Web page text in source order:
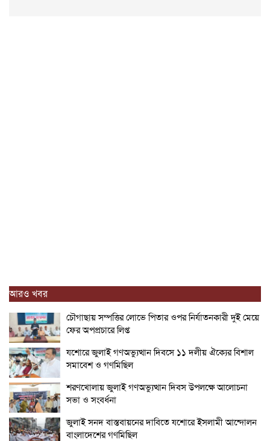
আরও খবর
চৌগাছায় সম্পত্তির লোভে পিতার ওপর নির্যাতনকারী দুই মেয়ে
ফের অপপ্রচারে লিপ্ত
যশোরে জুলাই গণঅভ্যুত্থান দিবসে ১১ দলীয় ঐক্যের বিশাল
সমাবেশ ও গণমিছিল
শরণখোলায় জুলাই গণঅভ্যুত্থান দিবস উপলক্ষে আলোচনা
সভা ও সংবর্ধনা
জুলাই সনদ বাস্তবায়নের দাবিতে যশোরে ইসলামী আন্দোলন
বাংলাদেশের গণমিছিল